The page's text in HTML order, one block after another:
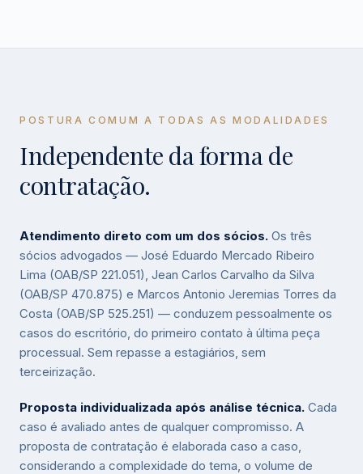
POSTURA COMUM A TODAS AS MODALIDADES
Independente da forma de
contratação.
Atendimento direto com um dos sócios. Os três
sócios advogados — José Eduardo Mercado Ribeiro
Lima (OAB/SP 221.051), Jean Carlos Carvalho da Silva
(OAB/SP 470.875) e Marcos Antonio Jeremias Torres da
Costa (OAB/SP 525.251) — conduzem pessoalmente os
casos do escritório, do primeiro contato à última peça
processual. Sem repasse a estagiários, sem
terceirização.
Proposta individualizada após análise técnica. Cada
caso é avaliado antes de qualquer compromisso. A
proposta de contratação é elaborada caso a caso,
considerando a complexidade do tema, o volume de